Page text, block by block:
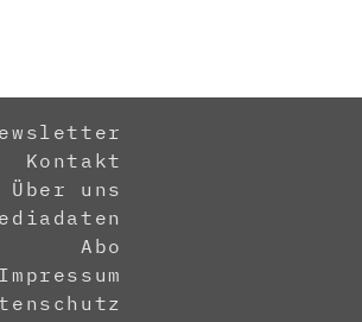
Kontakt
Über uns
Abo
Impressum